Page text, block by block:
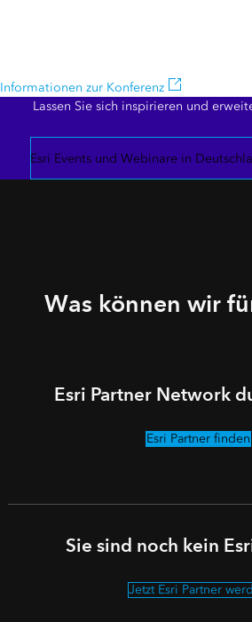
Informationen zur Konferenz
Lassen Sie sich inspirieren und
Esri Events und Webinare in
Was können wir
Esri Partner Network
Esri Partner finden
Sie sind noch kein
Jetzt Esri Partner